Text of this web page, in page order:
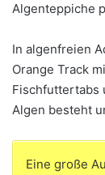
Algenteppiche
In algenfreien
Orange Track
Fischfuttertabs
Algen besteht
Eine große